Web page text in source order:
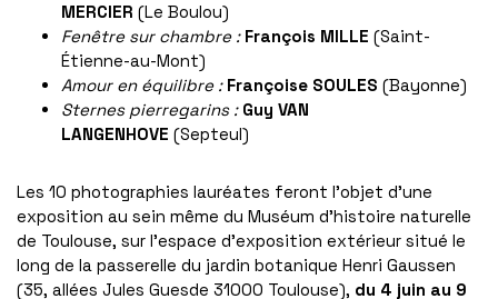
MERCIER (Le Boulou)
Fenêtre sur chambre : François MILLE (Saint-
Étienne-au-Mont)
Amour en équilibre : Françoise SOULES (Bayonne)
Sternes pierregarins : Guy VAN
LANGENHOVE (Septeul)
Les 10 photographies lauréates feront l’objet d’une
exposition au sein même du Muséum d’histoire naturelle
de Toulouse, sur l’espace d’exposition extérieur situé le
long de la passerelle du jardin botanique Henri Gaussen
(35, allées Jules Guesde 31000 Toulouse), du 4 juin au 9